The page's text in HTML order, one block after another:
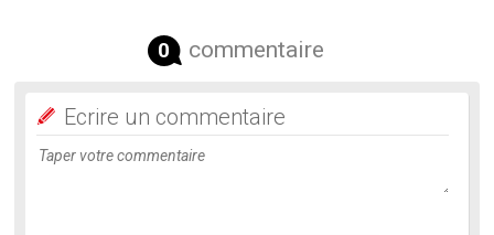
0 commentaire
Ecrire un commentaire